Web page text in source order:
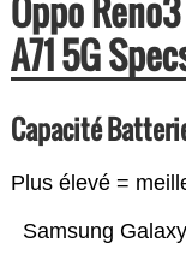
Oppo
A71 5G
Capacité
Plus élevé =
Samsung